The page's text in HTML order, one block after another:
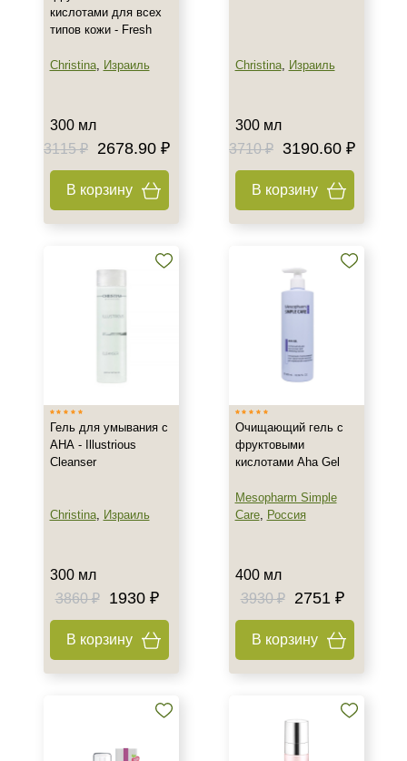
кислотами для всех
типов кожи - Fresh
Christina, Израиль
300 мл
3115 ₽
2678.90 ₽
В корзину
Christina, Израиль
300 мл
3710 ₽
3190.60 ₽
В корзину
Гель для умывания с
АНА - Illustrious
Cleanser
Christina, Израиль
300 мл
3860 ₽
1930 ₽
В корзину
Очищающий гель с
фруктовыми
кислотами Aha Gel
Mesopharm Simple
Care, Россия
400 мл
3930 ₽
2751 ₽
В корзину
+7 (929) 933-09-89